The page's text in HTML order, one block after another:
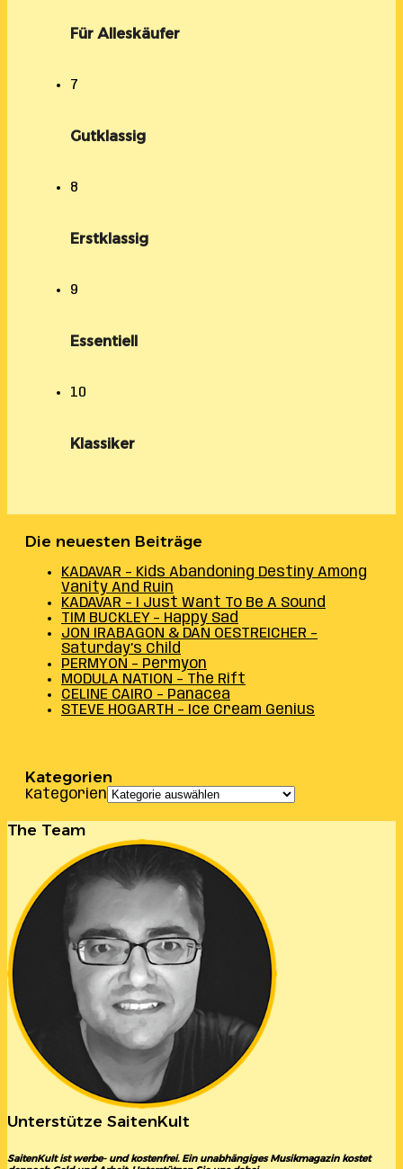
Für Alleskäufer
7
Gutklassig
8
Erstklassig
9
Essentiell
10
Klassiker
Die neuesten Beiträge
KADAVAR – Kids Abandoning Destiny Among
Vanity And Ruin
KADAVAR – I Just Want To Be A Sound
TIM BUCKLEY – Happy Sad
JON IRABAGON & DAN OESTREICHER –
Saturday’s Child
PERMYON – Permyon
MODULA NATION – The Rift
CELINE CAIRO – Panacea
STEVE HOGARTH – Ice Cream Genius
Kategorien
Kategorien
The Team
Unterstütze SaitenKult
SaitenKult ist werbe- und kostenfrei. Ein unabhängiges Musikmagazin kostet